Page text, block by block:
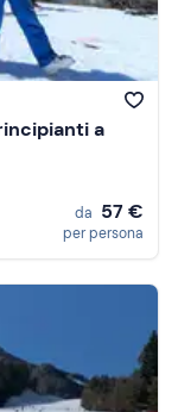
a
da 57 €
per persona